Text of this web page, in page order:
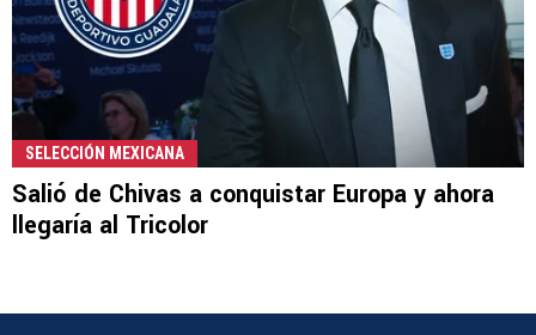
SELECCIÓN MEXICANA
Salió de Chivas a conquistar Europa y ahora
llegaría al Tricolor